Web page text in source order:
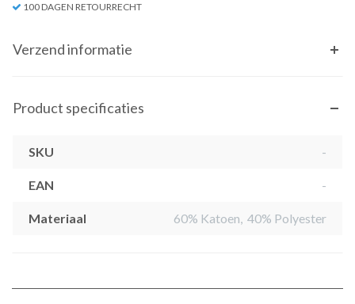
100 DAGEN RETOURRECHT
Verzend informatie
Product specificaties
SKU -
EAN -
Materiaal 60% Katoen, 40% Polyester